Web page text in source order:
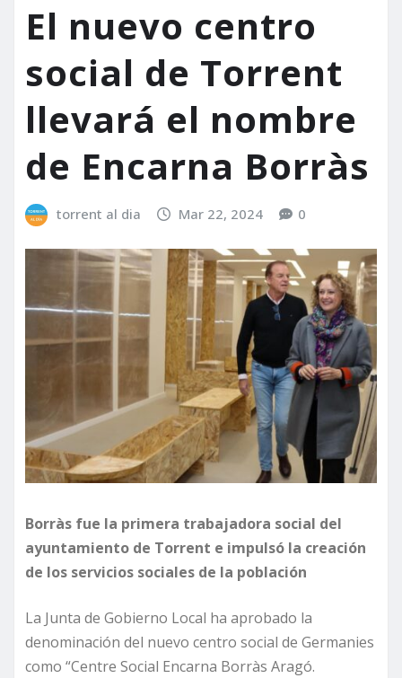
El nuevo centro
social de Torrent
llevará el nombre
de Encarna Borràs
torrent al dia Mar 22, 2024 0
Borràs fue la primera trabajadora social del
ayuntamiento de Torrent e impulsó la creación
de los servicios sociales de la población
La Junta de Gobierno Local ha aprobado la
denominación del nuevo centro social de Germanies
como “Centre Social Encarna Borràs Aragó.